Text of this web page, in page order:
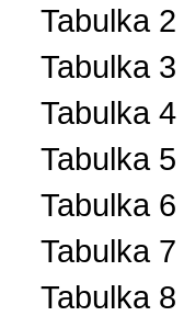
Tabulka
Tabulka
Tabulka
Tabulka
Tabulka
Tabulka
Tabulka